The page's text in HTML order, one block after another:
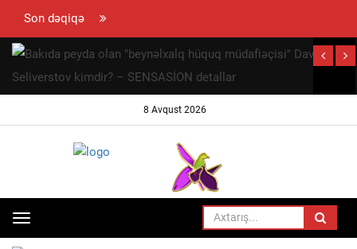
Son dəqiqə
səfəri
8 Avqust 2026
Toggle
navigation
SIYASƏT